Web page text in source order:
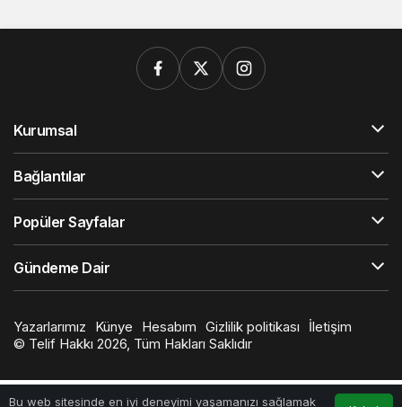
Bu web sitesinde en iyi deneyimi yaşamanızı sağlamak
Kurumsal
Bağlantılar
Popüler Sayfalar
Gündeme Dair
Yazarlarımız Künye Hesabım Gizlilik politikası
İletişim
© Telif Hakkı 2026, Tüm Hakları Saklıdır